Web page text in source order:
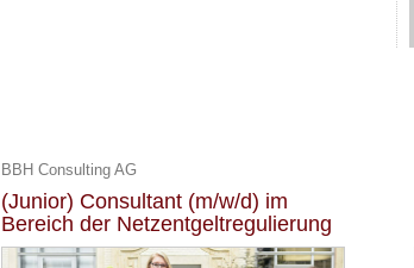
BBH Consulting AG
(Junior) Consultant (m/w/d) im
Bereich der Netzentgeltregulierung